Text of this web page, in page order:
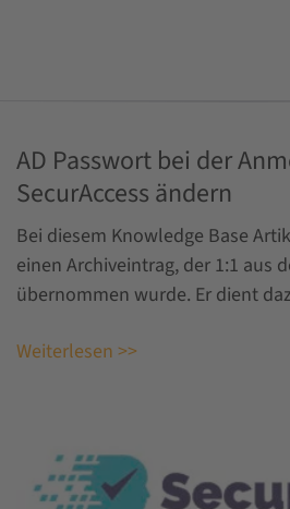
AD Passwort bei der
SecurAccess ändern
Bei diesem Knowledge Base
einen Archiveintrag, der 1:1 aus
übernommen wurde. Er dient
Weiterlesen >>